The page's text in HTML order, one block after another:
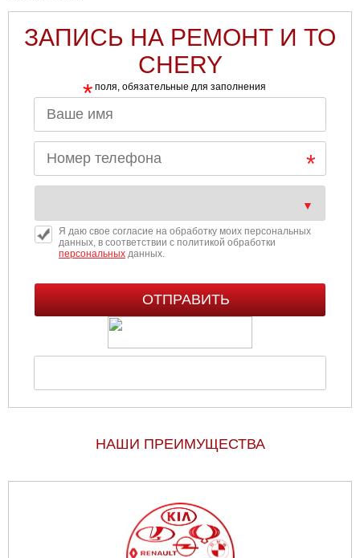
ЗАПИСЬ НА РЕМОНТ И ТО
CHERY
* поля, обязательные для заполнения
Я даю свое согласие на обработку моих персональных
данных, в соответствии с политикой обработки
персональныхданных.
НАШИ ПРЕИМУЩЕСТВА